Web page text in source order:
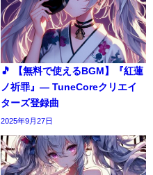
🎵 【無料で使えるBGM】『紅蓮
ノ祈罪』― TuneCoreクリエイ
ターズ登録曲
2025年9月27日